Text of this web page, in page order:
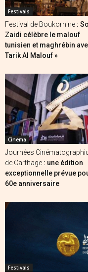
Festivals
Festival de Boukornine :
Zaidi célèbre le malouf
tunisien et maghrébin
Tarik Al Malouf »
Cinema
Journées
de Carthage : une édition
exceptionnelle prévue
60e anniversaire
Festivals